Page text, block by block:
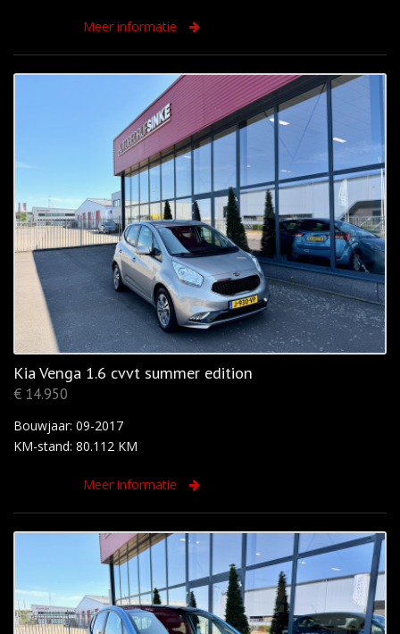
Meer informatie
Kia Venga 1.6 cvvt summer edition
€ 14.950
Bouwjaar: 09-2017
KM-stand: 80.112 KM
Meer informatie